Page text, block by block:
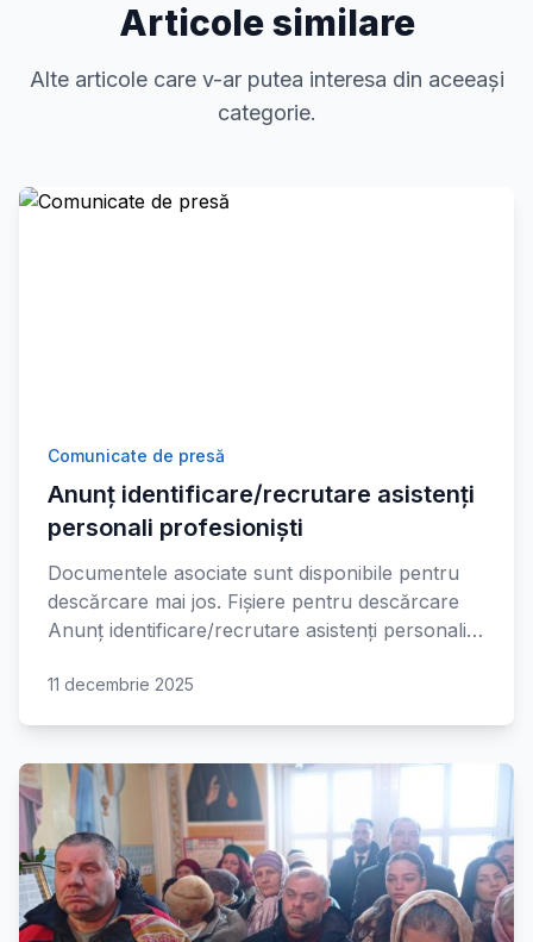
Articole similare
Alte articole care v-ar putea interesa din aceeași
categorie.
Comunicate de presă
Anunț identificare/recrutare asistenți
personali profesioniști
Documentele asociate sunt disponibile pentru
descărcare mai jos. Fișiere pentru descărcare
Anunț identificare/recrutare asistenți personali…
11 decembrie 2025